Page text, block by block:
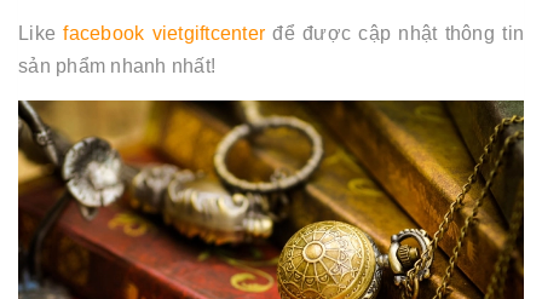
Likefacebook vietgiftcenter để được cập nhật thông tin
sản phẩm nhanh nhất!